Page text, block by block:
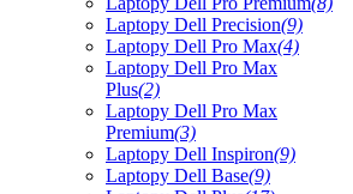
Laptopy Dell Precision(9)
Laptopy Dell Pro Max(4)
Laptopy Dell Pro Max
Plus(2)
Laptopy Dell Pro Max
Premium(3)
Laptopy Dell Inspiron(9)
Laptopy Dell Base(9)